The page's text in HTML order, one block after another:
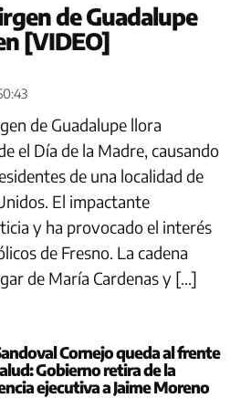
de Guadalupe
[VIDEO]
de Guadalupe llora
el Día de la Madre, causando
de una localidad de
El impactante
y ha provocado el interés
de Fresno. La cadena
de María Cardenas y […]
Cornejo queda al frente
Gobierno retira de la
ejecutiva a Jaime Moreno